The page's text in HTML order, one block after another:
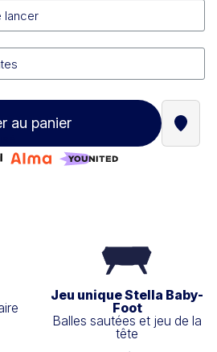
au panier
Jeu unique Stella Baby-
Foot
Balles sautées et jeu de la
tête